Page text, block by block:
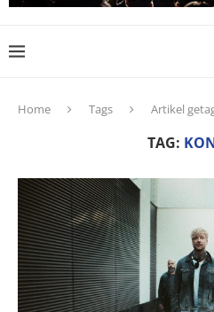
Home Tags Artikel
TAG: